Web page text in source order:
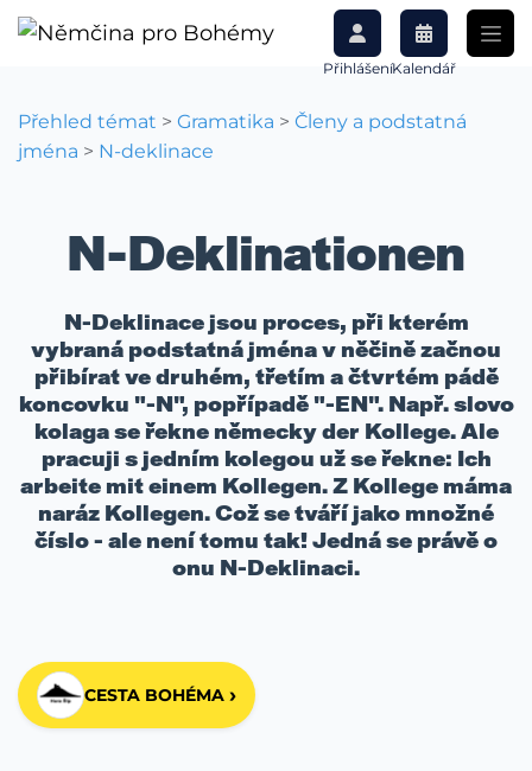
PřihlášeníKalendář
Přehled témat > Gramatika > Členy a podstatná
jména > N-deklinace
N-Deklinationen
N-Deklinace jsou proces, při kterém
vybraná podstatná jména v něčině začnou
přibírat ve druhém, třetím a čtvrtém pádě
koncovku "-N", popřípadě "-EN". Např. slovo
kolaga se řekne německy der Kollege. Ale
pracuji s jedním kolegou už se řekne: Ich
arbeite mit einem Kollegen. Z Kollege máma
naráz Kollegen. Což se tváří jako množné
číslo - ale není tomu tak! Jedná se právě o
onu N-Deklinaci.
CESTA BOHÉMA ›